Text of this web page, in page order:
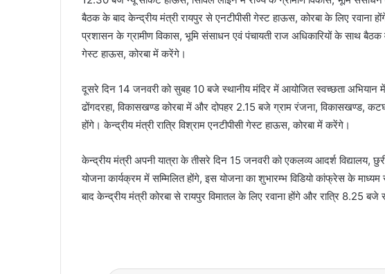
बैठक के बाद केन्द्रीय मंत्री रायपुर से एनटीपीसी गेस्ट हाऊस, कोरबा के लिए रवाना
प्रशासन के ग्रामीण विकास, भूमि संसाधन एवं पंचायती राज अधिकारियों के साथ बैठक
गेस्ट हाऊस, कोरबा में करेंगे।
दूसरे दिन 14 जनवरी को सुबह 10 बजे स्थानीय मंदिर में आयोजित स्वच्छता अभियान
ढोंगदरहा, विकासखण्ड कोरबा में और दोपहर 2.15 बजे ग्राम रंजना, विकासखण्ड,
होंगे। केन्द्रीय मंत्री रात्रि विश्राम एनटीपीसी गेस्ट हाऊस, कोरबा में करेंगे।
केन्द्रीय मंत्री अपनी यात्रा के तीसरे दिन 15 जनवरी को एकलव्य आदर्श विद्यालय,
योजना कार्यक्रम में सम्मिलित होंगे, इस योजना का शुभारम्भ विडियो कांफ्रेस के
बाद केन्द्रीय मंत्री कोरबा से रायपुर विमातल के लिए रवाना होंगे और रात्रि 8.25